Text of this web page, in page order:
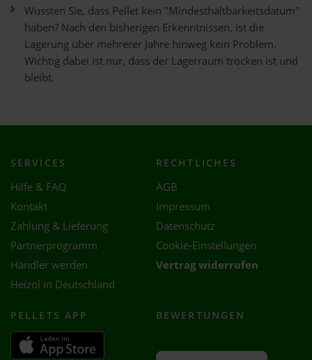
Wussten Sie, dass Pellet kein "Mindesthaltbarkeitsdatum"
haben? Nach den bisherigen Erkenntnissen, ist die
Lagerung über mehrerer Jahre hinweg kein Problem.
Wichtig dabei ist nur, dass der Lagerraum trocken ist und
bleibt.
SERVICES
Hilfe & FAQ
Kontakt
Zahlung & Lieferung
Partnerprogramm
Händler werden
Heizöl in Deutschland
RECHTLICHES
AGB
Impressum
Datenschutz
Cookie-Einstellungen
Vertrag widerrufen
PELLETS APP BEWERTUNGEN